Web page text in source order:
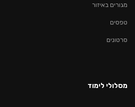
מגורים באיזור
טפסים
סרטונים
מסלולי לימוד